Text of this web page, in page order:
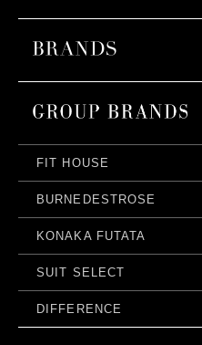
FIT HOUSE
BURNEDESTROSE
KONAKA FUTATA
SUIT SELECT
DIFFERENCE